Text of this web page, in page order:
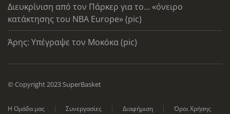
Διευκρίνιση από τον Πάρκερ για το... «όνειρο
κατάκτησης του ΝΒΑ Europe» (pic)
Άρης: Υπέγραψε τον Μοκόκα (pic)
© Copyright 2023 SuperBasket
Η Ομάδα μας Συνεργασίες Διαφήμιση
Όροι Χρήσης